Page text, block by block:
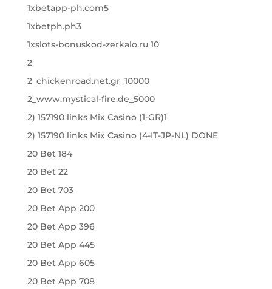
1xbetapp-ph.com5
1xbetph.ph3
1xslots-bonuskod-zerkalo.ru 10
2
2_chickenroad.net.gr_10000
2_www.mystical-fire.de_5000
2) 157190 links Mix Casino (1-GR)1
2) 157190 links Mix Casino (4-IT-JP-NL) DONE
20 Bet 184
20 Bet 22
20 Bet 703
20 Bet App 200
20 Bet App 396
20 Bet App 445
20 Bet App 605
20 Bet App 708